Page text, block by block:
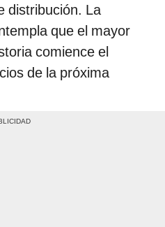
distribución. La
que el mayor
comience el
de la próxima